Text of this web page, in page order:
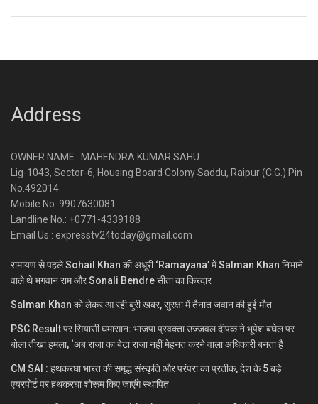
Address
OWNER NAME : MAHENDRA KUMAR SAHU
Lig-1043, Sector-6, Housing Board Colony Saddu, Raipur (C.G.) Pin
No.492014
Mobile No. 9907630081
Landline No.: +0771-4339188
Email Us : expresstv24today@gmail.com
रामायण से पहले Sohail Khan की अधूरी ‘Ramayana’ में Salman Khan निभाने
वाले थे भगवान राम और Sonali Bendre सीता का किरदार
Salman Khan को लेकर आ रही बुरी खबर, सुरक्षा में तैनात जवान की हुई मौत
PSC Result पर सियासी घमासान: भाजपा प्रवक्ता उज्जवल दीपक ने भूपेश बघेल पर
बोला तीखा हमला, ‘अब राजा का बेटा राजा नहीं मेहनत करने वाला अधिकारी बनता है
CM SAI : हथकरघा भारत की समृद्ध संस्कृति और परंपरा का प्रतीक, देश के 5 बड़े
एयरपोर्ट पर हथकरघा शोरूम किए जाएंगे स्थापित